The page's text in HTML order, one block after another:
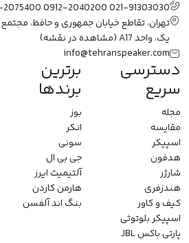
021-91303030
0912-2040200
2075400
تهران، تقاطع خیابان جمهوری و حافظ،
یک، واحد A17
(مشاهده در نقشه)
info@tehranspeaker.com
دسترسی
سریع
مجله
مقایسه
اسپیکر
هدفون
شارژر
هندزفری
کیف و کاور
اسپیکر بلوتوثی
پارتی باکس JBL
برترین
برندها
بوز
انکر
سونی
جی بی ال
آلتیمیت ایرز
هارمن کاردن
بنگ اند آلفسن